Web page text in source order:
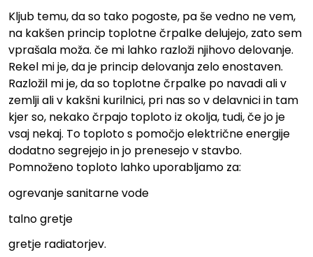
Kljub temu, da so tako pogoste, pa še vedno ne vem,
na kakšen princip toplotne črpalke delujejo, zato sem
vprašala moža. če mi lahko razloži njihovo delovanje.
Rekel mi je, da je princip delovanja zelo enostaven.
Razložil mi je, da so toplotne črpalke po navadi ali v
zemlji ali v kakšni kurilnici, pri nas so v delavnici in tam
kjer so, nekako črpajo toploto iz okolja, tudi, če jo je
vsaj nekaj. To toploto s pomočjo električne energije
dodatno segrejejo in jo prenesejo v stavbo.
Pomnoženo toploto lahko uporabljamo za:
ogrevanje sanitarne vode
talno gretje
gretje radiatorjev.